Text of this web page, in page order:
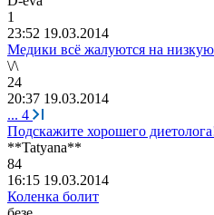
1
23:52 19.03.2014
Медики всё жалуются на низкую
\/\
24
20:37 19.03.2014
... 4
Подскажите хорошего
**Tatyana**
84
16:15 19.03.2014
Коленка болит